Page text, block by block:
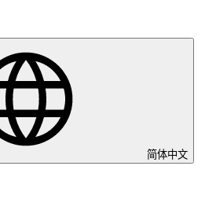
简体中文